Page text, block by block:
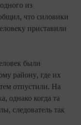
из
что силовики
приставили
были
району, где их
отпустили. На
однако когда та
следователь так